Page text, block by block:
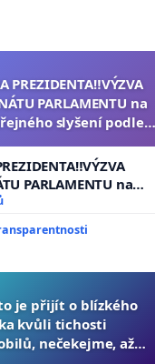
PREZIDENTA‼️VÝZVA
PARLAMENTU na
slyšení podle §
k podání ústavní
republiky
PARLAMENTU na
slyšení podle §
k podání ústavní
je přijít o blízkého
kvůli tichosti
nečekejme, až